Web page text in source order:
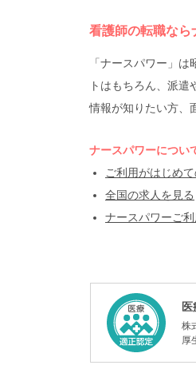
看護師の転職なら
「ナースパワー」
トはもちろん、派
情報が知りたい方、
ナースパワーについ
ご利用がはじめ
全国の求人を見る
ナースパワーご
医
株
厚